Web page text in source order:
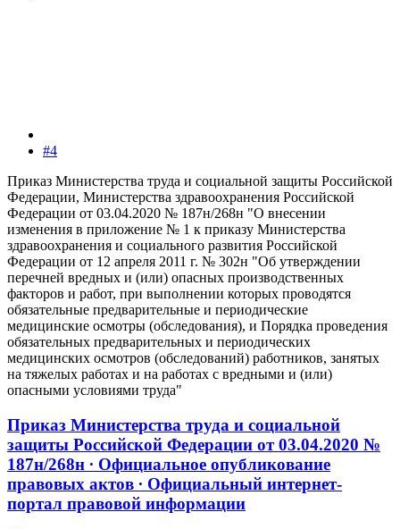
#4
Приказ Министерства труда и социальной защиты Российской
Федерации, Министерства здравоохранения Российской
Федерации от 03.04.2020 № 187н/268н "О внесении
изменения в приложение № 1 к приказу Министерства
здравоохранения и социального развития Российской
Федерации от 12 апреля 2011 г. № 302н "Об утверждении
перечней вредных и (или) опасных производственных
факторов и работ, при выполнении которых проводятся
обязательные предварительные и периодические
медицинские осмотры (обследования), и Порядка проведения
обязательных предварительных и периодических
медицинских осмотров (обследований) работников, занятых
на тяжелых работах и на работах с вредными и (или)
опасными условиями труда"
Приказ Министерства труда и социальной
защиты Российской Федерации от 03.04.2020 №
187н/268н ∙ Официальное опубликование
правовых актов ∙ Официальный интернет-
портал правовой информации